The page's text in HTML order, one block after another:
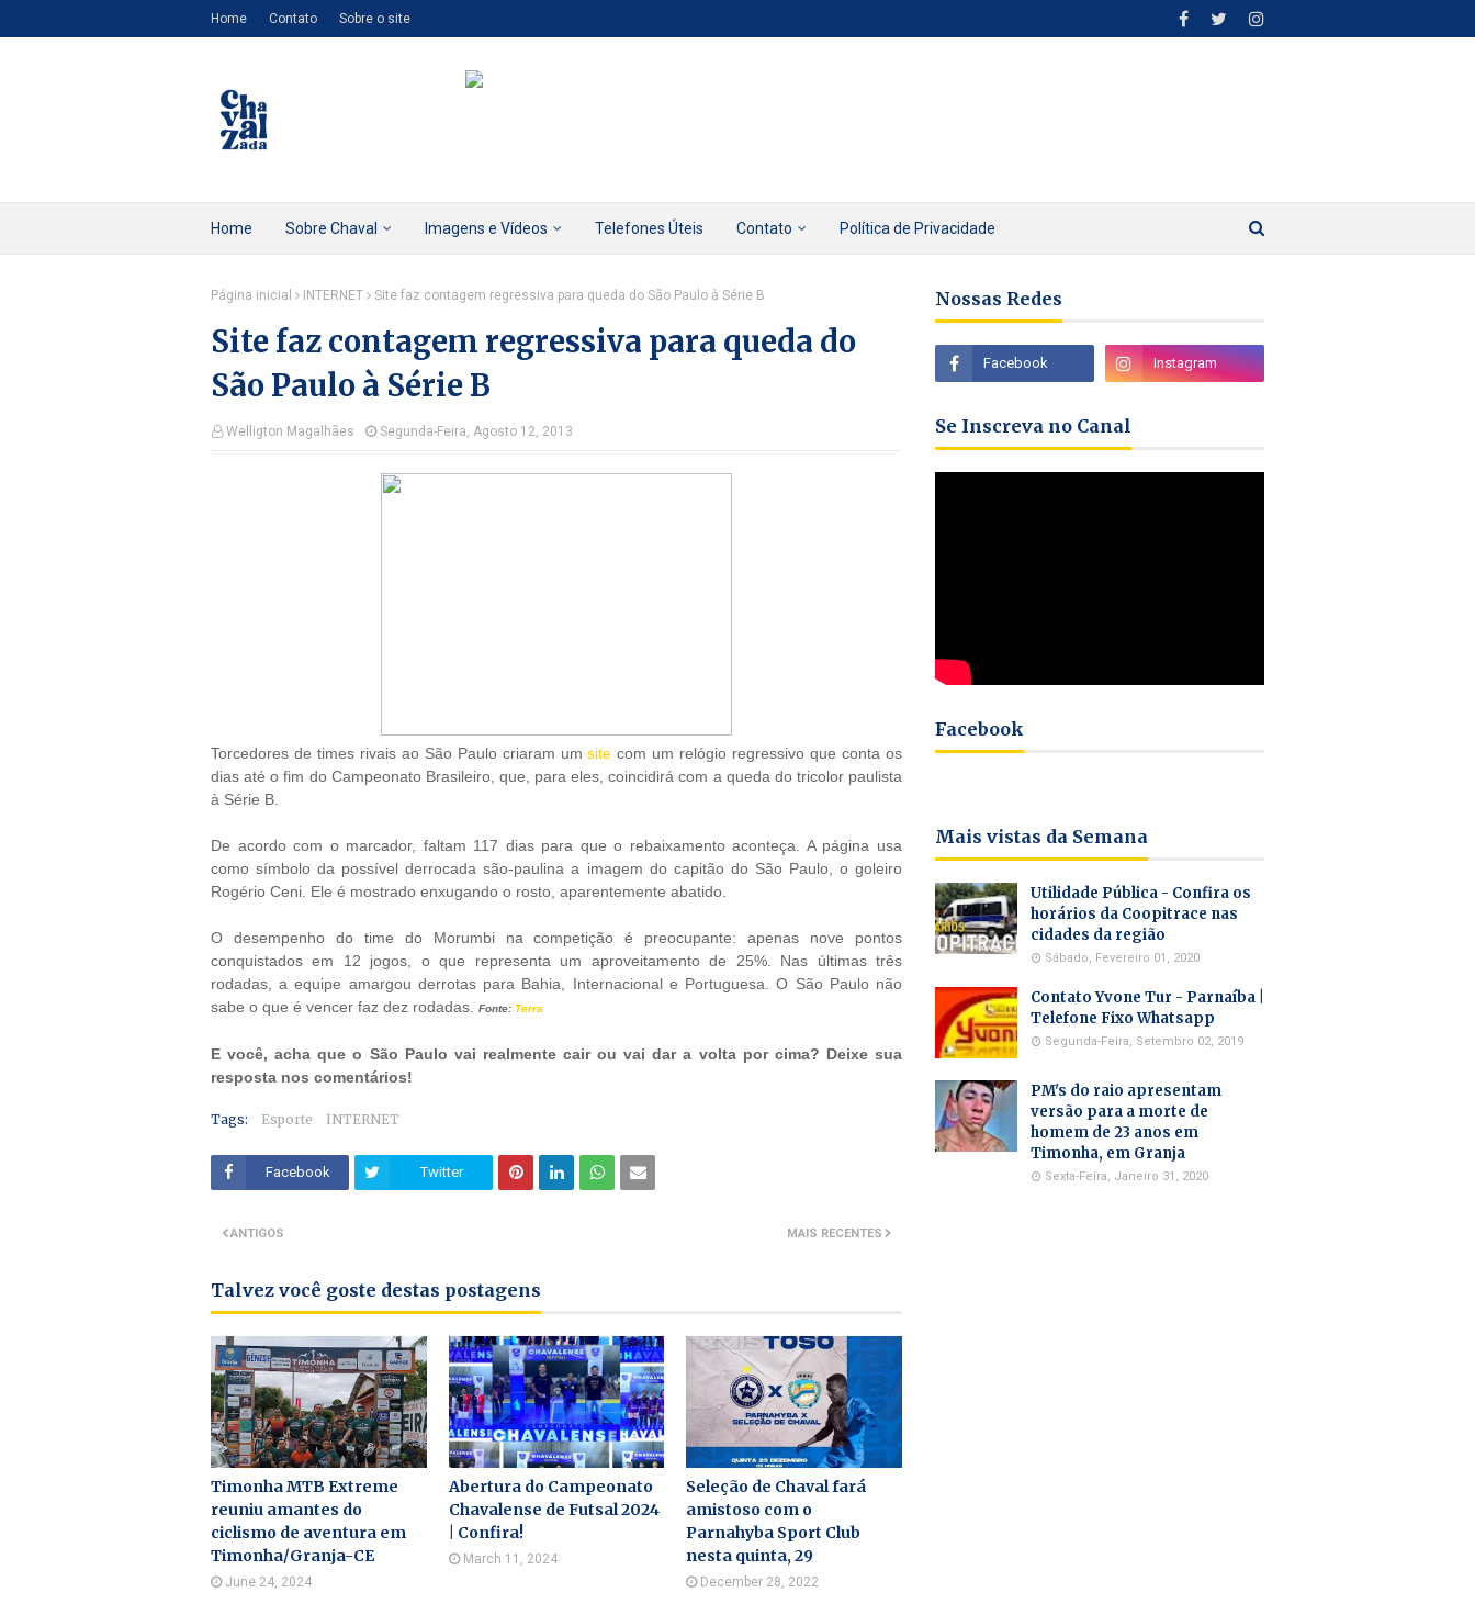
Home Contato Sobre o site
Home Sobre Chaval Imagens e Vídeos Telefones Úteis Contato Política de Privacidade
Página inicial INTERNET Site faz contagem regressiva para queda do São Paulo à Série B
Site faz contagem regressiva para queda do
São Paulo à Série B
Welligton Magalhães Segunda-Feira, Agosto 12, 2013
Torcedores de times rivais ao São Paulo criaram umsite com um relógio regressivo que conta os
dias até o fim do Campeonato Brasileiro, que, para eles, coincidirá com a queda do tricolor paulista
à Série B.
De acordo com o marcador, faltam 117 dias para que o rebaixamento aconteça. A página usa
como símbolo da possível derrocada são-paulina a imagem do capitão do São Paulo, o goleiro
Rogério Ceni. Ele é mostrado enxugando o rosto, aparentemente abatido.
O desempenho do time do Morumbi na competição é preocupante: apenas nove pontos
conquistados em 12 jogos, o que representa um aproveitamento de 25%. Nas últimas três
rodadas, a equipe amargou derrotas para Bahia, Internacional e Portuguesa. O São Paulo não
sabe o que é vencer faz dez rodadas.
Fonte: Terra
E você, acha que o São Paulo vai realmente cair ou vai dar a volta por cima? Deixe sua
resposta nos comentários!
Tags: Esporte INTERNET
Facebook Twitter
MAIS RECENTES
ANTIGOS
Talvez você goste destas postagens
Timonha MTB Extreme
reuniu amantes do
ciclismo de aventura em
Timonha/Granja-CE
June 24, 2024
Abertura do Campeonato
Chavalense de Futsal 2024
| Confira!
March 11, 2024
Seleção de Chaval fará
amistoso com o
Parnahyba Sport Club
nesta quinta, 29
December 28, 2022
Nossas Redes
Se Inscreva no Canal
Facebook
Mais vistas da Semana
Utilidade Pública - Confira os
horários da Coopitrace nas
cidades da região
Sábado, Fevereiro 01, 2020
Contato Yvone Tur - Parnaíba |
Telefone Fixo Whatsapp
Segunda-Feira, Setembro 02, 2019
PM's do raio apresentam
versão para a morte de
homem de 23 anos em
Timonha, em Granja
Sexta-Feira, Janeiro 31, 2020